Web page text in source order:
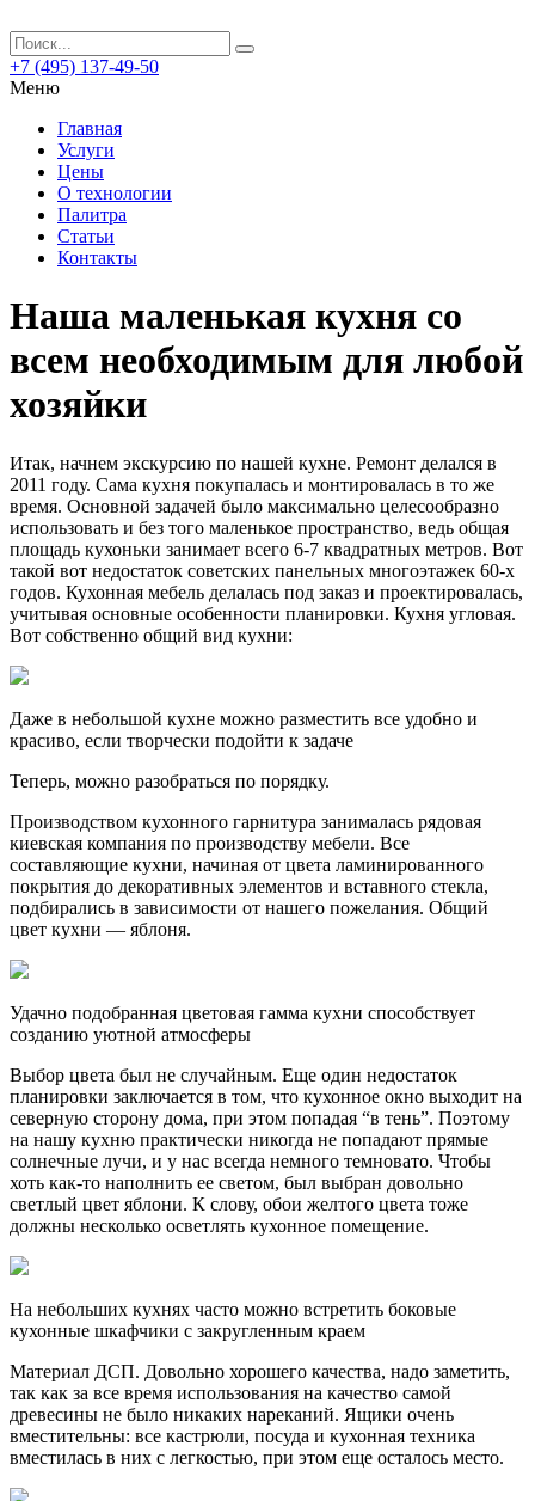
+7 (495) 137-49-50
Меню
Главная
Услуги
Цены
О технологии
Палитра
Статьи
Контакты
Наша маленькая кухня со
всем необходимым для любой
хозяйки
Итак, начнем экскурсию по нашей кухне. Ремонт делался в
2011 году. Сама кухня покупалась и монтировалась в то же
время. Основной задачей было максимально целесообразно
использовать и без того маленькое пространство, ведь общая
площадь кухоньки занимает всего 6-7 квадратных метров. Вот
такой вот недостаток советских панельных многоэтажек 60-х
годов. Кухонная мебель делалась под заказ и проектировалась,
учитывая основные особенности планировки. Кухня угловая.
Вот собственно общий вид кухни:
Даже в небольшой кухне можно разместить все удобно и
красиво, если творчески подойти к задаче
Теперь, можно разобраться по порядку.
Производством кухонного гарнитура занималась рядовая
киевская компания по производству мебели. Все
составляющие кухни, начиная от цвета ламинированного
покрытия до декоративных элементов и вставного стекла,
подбирались в зависимости от нашего пожелания. Общий
цвет кухни — яблоня.
Удачно подобранная цветовая гамма кухни способствует
созданию уютной атмосферы
Выбор цвета был не случайным. Еще один недостаток
планировки заключается в том, что кухонное окно выходит на
северную сторону дома, при этом попадая “в тень”. Поэтому
на нашу кухню практически никогда не попадают прямые
солнечные лучи, и у нас всегда немного темновато. Чтобы
хоть как-то наполнить ее светом, был выбран довольно
светлый цвет яблони. К слову, обои желтого цвета тоже
должны несколько осветлять кухонное помещение.
На небольших кухнях часто можно встретить боковые
кухонные шкафчики с закругленным краем
Материал ДСП. Довольно хорошего качества, надо заметить,
так как за все время использования на качество самой
древесины не было никаких нареканий. Ящики очень
вместительны: все кастрюли, посуда и кухонная техника
вместилась в них с легкостью, при этом еще осталось место.